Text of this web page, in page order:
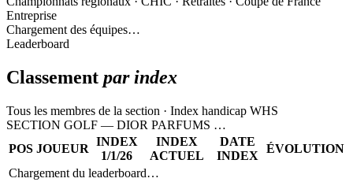
Entreprise
Chargement des équipes…
Leaderboard
Classement par index
Tous les membres de la section · Index handicap WHS
SECTION GOLF — DIOR PARFUMS …
POS JOUEUR
INDEX
1/1/26
INDEX
ACTUEL
DATE
INDEX
ÉVOLUTION
Chargement du leaderboard…